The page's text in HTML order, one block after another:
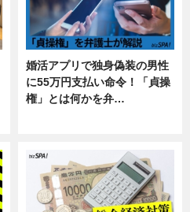
婚活アプリで独身偽装の男性
に55万円支払い命令！「貞操
権」とは何かを弁…